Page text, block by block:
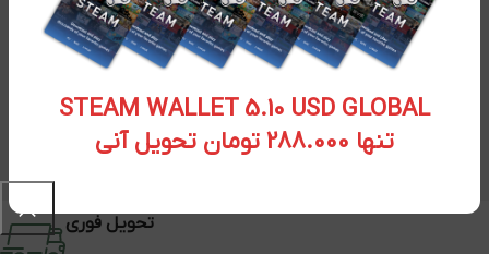
STEAM WALLET 5.10 USD GLOBAL
تنها 288.000 تومان تحویل آنی
تحویل فوری